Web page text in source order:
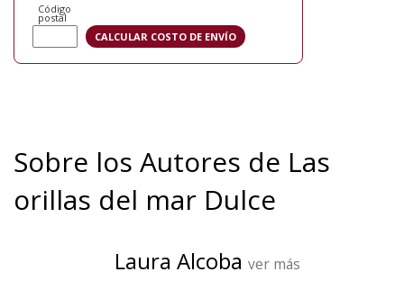
Código
postal
Sobre los Autores de Las
orillas del mar Dulce
Laura Alcoba ver más